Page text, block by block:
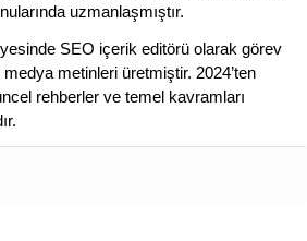
uzmanlaşmıştır.
SEO içerik editörü olarak görev
metinleri üretmiştir. 2024’ten
rehberler ve temel kavramları